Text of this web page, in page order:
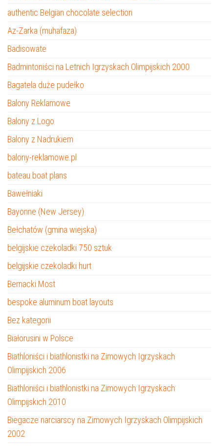
authentic Belgian chocolate selection
Az-Zarka (muhafaza)
Badisowate
Badmintoniści na Letnich Igrzyskach Olimpijskich 2000
Bagatela duże pudełko
Balony Reklamowe
Balony z Logo
Balony z Nadrukiem
balony-reklamowe.pl
bateau boat plans
Bawełniaki
Bayonne (New Jersey)
Bełchatów (gmina wiejska)
belgijskie czekoladki 750 sztuk
belgijskie czekoladki hurt
Bernacki Most
bespoke aluminum boat layouts
Bez kategorii
Białorusini w Polsce
Biathloniści i biathlonistki na Zimowych Igrzyskach
Olimpijskich 2006
Biathloniści i biathlonistki na Zimowych Igrzyskach
Olimpijskich 2010
Biegacze narciarscy na Zimowych Igrzyskach Olimpijskich
2002